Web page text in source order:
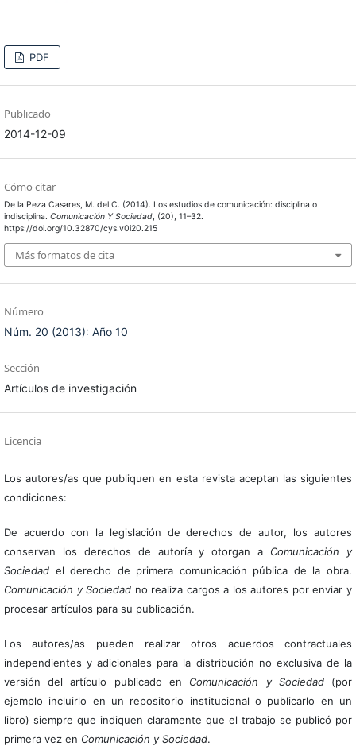
PDF
Publicado
2014-12-09
Cómo citar
De la Peza Casares, M. del C. (2014). Los estudios de comunicación: disciplina o
indisciplina. Comunicación Y Sociedad, (20), 11–32.
https://doi.org/10.32870/cys.v0i20.215
Más formatos de cita
Número
Núm. 20 (2013): Año 10
Sección
Artículos de investigación
Licencia
Los autores/as que publiquen en esta revista aceptan las siguientes
condiciones:
De acuerdo con la legislación de derechos de autor, los autores
conservan los derechos de autoría y otorgan a Comunicación y
Sociedadel derecho de primera comunicación pública de la obra.
Comunicación y Sociedad no realiza cargos a los autores por enviar y
procesar artículos para su publicación.
Los autores/as pueden realizar otros acuerdos contractuales
independientes y adicionales para la distribución no exclusiva de la
versión del artículo publicado en Comunicación y Sociedad(por
ejemplo incluirlo en un repositorio institucional o publicarlo en un
libro) siempre que indiquen claramente que el trabajo se publicó por
primera vez en Comunicación y Sociedad.